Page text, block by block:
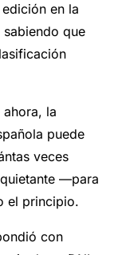
en la
que
la
puede
veces
—para
el principio.
con